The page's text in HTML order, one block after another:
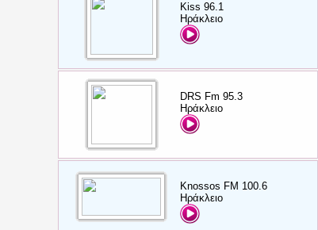
Kiss 96.1
Ηράκλειο
DRS Fm 95.3
Ηράκλειο
Knossos FM 100.6
Ηράκλειο